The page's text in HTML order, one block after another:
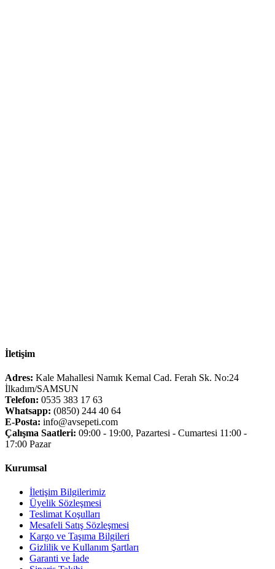
İletişim
Adres: Kale Mahallesi Namık Kemal Cad. Ferah Sk. No:24
İlkadım/SAMSUN
Telefon: 0535 383 17 63
Whatsapp: (0850) 244 40 64
E-Posta: info@avsepeti.com
Çalışma Saatleri: 09:00 - 19:00, Pazartesi - Cumartesi 11:00 -
17:00 Pazar
Kurumsal
İletişim Bilgilerimiz
Üyelik Sözleşmesi
Teslimat Koşulları
Mesafeli Satış Sözleşmesi
Kargo ve Taşıma Bilgileri
Gizlilik ve Kullanım Şartları
Garanti ve İade